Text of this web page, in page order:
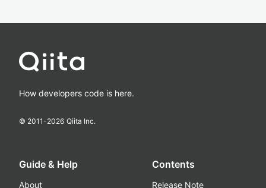
How developers code is here.
© 2011-2026 Qiita Inc.
Guide & Help
About
Contents
Release Note